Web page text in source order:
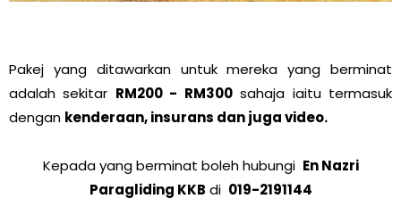
Pakej yang ditawarkan untuk mereka yang berminat
adalah sekitar RM200 - RM300sahaja iaitu termasuk
dengan kenderaan, insurans dan juga video.
Kepada yang berminat boleh hubungi En Nazri
Paragliding KKB di 019-2191144